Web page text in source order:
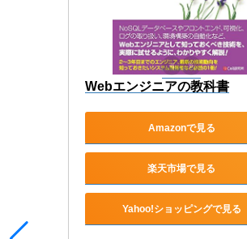
Webエンジニアの教科書
Amazonで見る
楽天市場で見る
Yahoo!ショッピングで見る